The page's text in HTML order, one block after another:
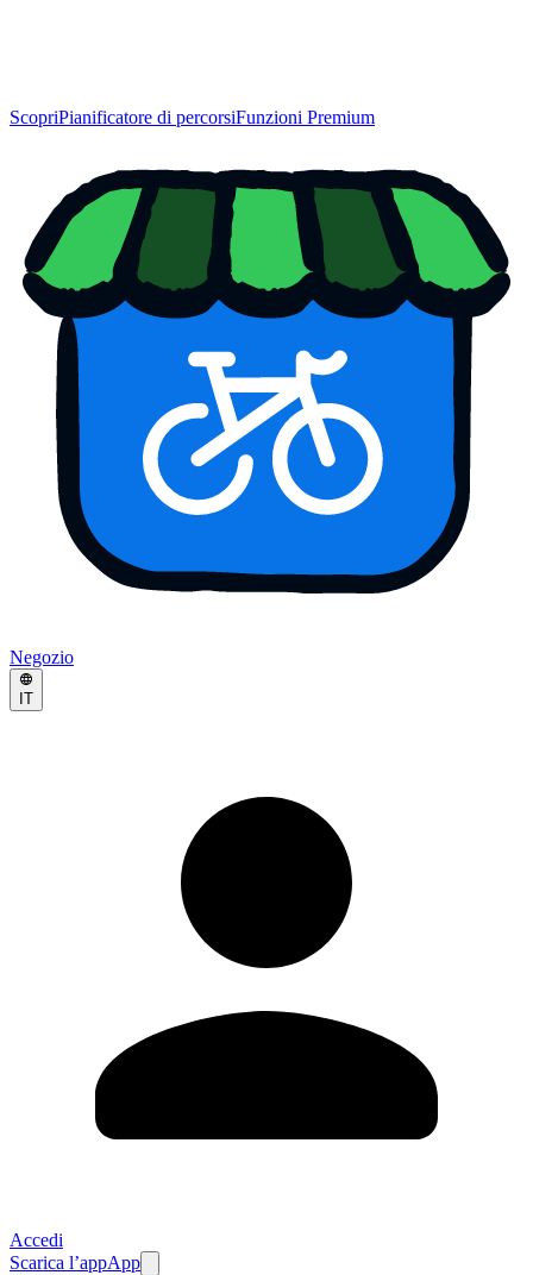
ScopriPianificatore di percorsiFunzioni Premium
Negozio
IT
Accedi
Scarica l’appApp